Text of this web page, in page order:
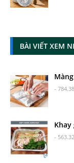
BÀI VIẾT XEM
-
Khay
-